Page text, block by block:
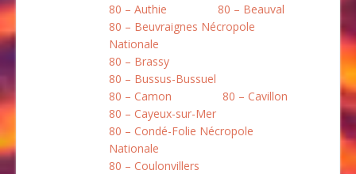
80 – Authie
80 – Beauval
80 – Beuvraignes Nécropole
Nationale
80 – Brassy
80 – Bussus-Bussuel
80 – Camon
80 – Cavillon
80 – Cayeux-sur-Mer
80 – Condé-Folie Nécropole
Nationale
80 – Coulonvillers